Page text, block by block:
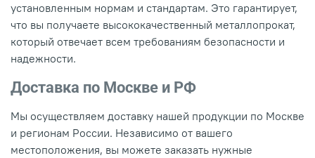
установленным нормам и стандартам. Это гарантирует,
что вы получаете высококачественный металлопрокат,
который отвечает всем требованиям безопасности и
надежности.
Доставка по Москве и РФ
Мы осуществляем доставку нашей продукции по Москве
и регионам России. Независимо от вашего
местоположения, вы можете заказать нужные